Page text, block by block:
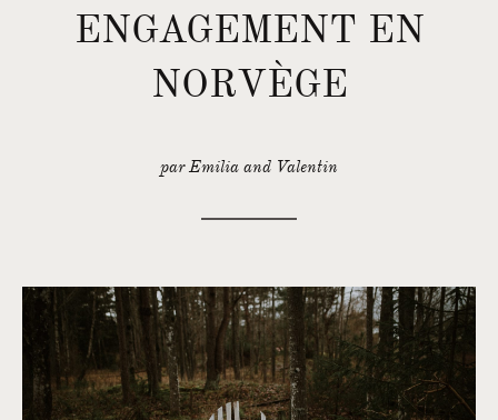
ENGAGEMENT EN
NORVÈGE
par Emilia and Valentin